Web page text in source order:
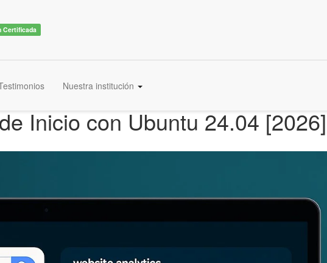
Certificada
Nuestra institución
Inicio con Ubuntu 24.04 [2026]